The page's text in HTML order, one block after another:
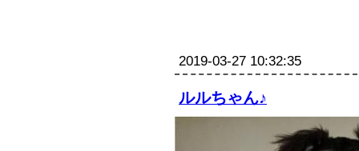
2019-03-27 10:32:35
ルルちゃん♪